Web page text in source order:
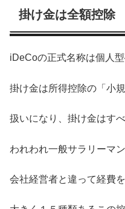
掛け金は全額控除
iDeCoの正式名称は個人
掛け金は所得控除の「小
扱いになり、掛け金はす
われわれ一般サラリーマ
会社経営者と違って経費